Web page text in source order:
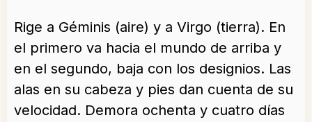
Rige a Géminis (aire) y a Virgo (tierra). En
el primero va hacia el mundo de arriba y
en el segundo, baja con los designios. Las
alas en su cabeza y pies dan cuenta de su
velocidad. Demora ochenta y cuatro días